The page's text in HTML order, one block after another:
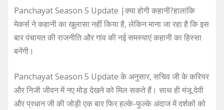
Panchayat Season 5 Update |क्या होगी कहानी?हालांकि
मेकर्स ने कहानी का खुलासा नहीं किया है, लेकिन माना जा रहा है कि इस
बार पंचायत की राजनीति और गांव की नई समस्याएं कहानी का हिस्सा
बनेंगी।
Panchayat Season 5 Update के अनुसार, सचिव जी के करियर
और निजी जीवन में नए मोड़ देखने को मिल सकते हैं। साथ ही मंजू देवी
और प्रधान जी की जोड़ी एक बार फिर हल्के-फुल्के अंदाज में दर्शकों को